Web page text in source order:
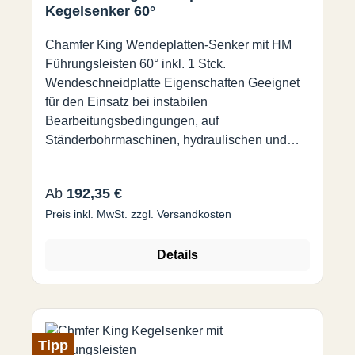
Kegelsenker 60°
Chamfer King Wendeplatten-Senker mit HM
Führungsleisten 60° inkl. 1 Stck.
Wendeschneidplatte Eigenschaften Geeignet
für den Einsatz bei instabilen
Bearbeitungsbedingungen, auf
Ständerbohrmaschinen, hydraulischen und
Wendeplatten Höhere Standzeit, eine Qualität
für eine Vielzahl von Werkstoffen Durch die
Geometrie der Wendeschneidplatte wird eine
120° Verfügbare Durchmesser: 4 - 110 mm
Regulärer Preis:
Ab 192,35 €
Preis inkl. MwSt. zzgl. Versandkosten
Details
Tipp